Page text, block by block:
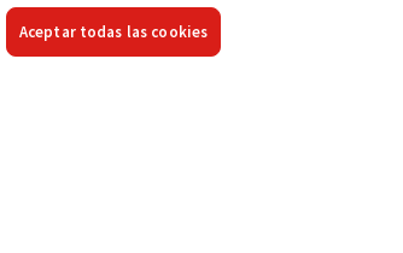
Aceptar todas las cookies